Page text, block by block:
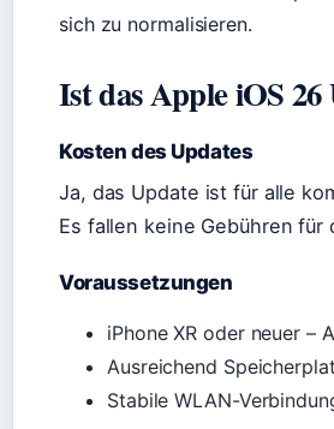
sich zu normalisieren.
Ist das Apple iOS 26
Kosten des Updates
Ja, das Update ist für alle
Es fallen keine Gebühren
Voraussetzungen
iPhone XR oder neuer –
Ausreichend
Stabile WLAN-